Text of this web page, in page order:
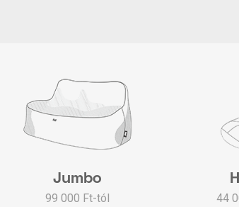
Jumbo
99 000 Ft-tól 44